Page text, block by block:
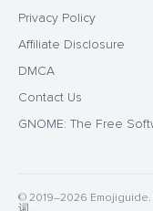
Privacy Policy
Affiliate Disclosure
DMCA
Contact Us
GNOME: The Free
© 2019–2026 Emojiguide.